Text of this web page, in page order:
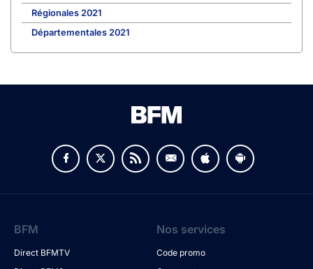
Régionales 2021
Départementales 2021
BFM
Direct BFMTV
Nos services
Code promo